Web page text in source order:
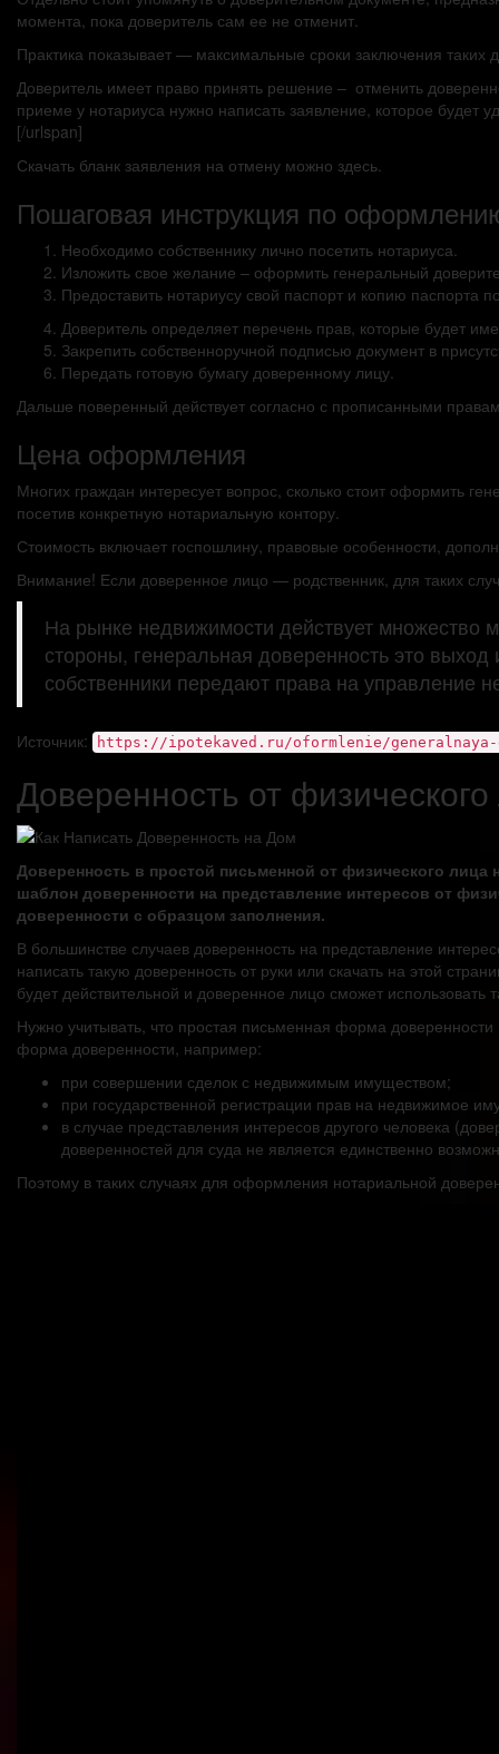
момента, пока доверитель сам ее не отменит.
Практика показывает — максимальные сроки заключения таких
Доверитель имеет право принять решение – отменить
приеме у нотариуса нужно написать заявление, которое
[/urlspan]
Скачать бланк заявления на отмену можно здесь.
Пошаговая инструкция по
Необходимо собственнику лично посетить нотариуса.
Изложить свое желание – оформить генеральный
Предоставить нотариусу свой паспорт и копию паспорта
Доверитель определяет перечень прав, которые будет
Закрепить собственноручной подписью документ в
Передать готовую бумагу доверенному лицу.
Дальше поверенный действует согласно с прописанными
Цена оформления
Многих граждан интересует вопрос, сколько стоит оформить
посетив конкретную нотариальную контору.
Стоимость включает госпошлину, правовые особенности,
Внимание! Если доверенное лицо — родственник, для таких
На рынке недвижимости действует множество
стороны, генеральная доверенность это
собственники передают права на управление
Источник: https://ipotekaved.ru/oformlenie/generalnaya-
Доверенность от
Доверенность в простой письменной от физического
шаблон доверенности на представление интересов от
доверенности с образцом заполнения.
В большинстве случаев доверенность на представление
написать такую доверенность от руки или скачать на этой
будет действительной и доверенное лицо сможет
Нужно учитывать, что простая письменная форма
форма доверенности, например:
при совершении сделок с недвижимым имуществом;
при государственной регистрации прав на недвижимое
в случае представления интересов другого человека
доверенностей для суда не является единственно
Поэтому в таких случаях для оформления нотариальной